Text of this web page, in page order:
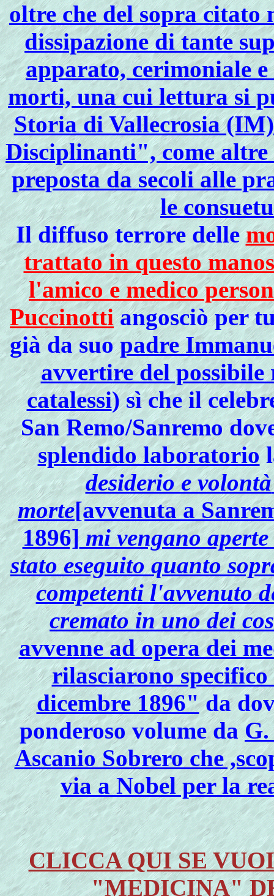
oltre che del sopra
dissipazione di tante
apparato, cerimoniale
morti, una cui lettura si
Storia di Vallecrosia
Disciplinanti", come
preposta da secoli alle
le
Il diffuso terrore delle
trattato in questo
l'amico e medico
Puccinottiangosciò per
già da suopadre
avvertire del
catalessi) sì che il
San Remo/Sanremo
splendido laboratorio
desiderio e volontà
morte[avvenuta a
1896]mi vengano aperte
stato eseguito quanto
competenti l'avvenuto
cremato in uno dei
avvenne ad opera dei
rilasciarono
dicembre 1896"da
ponderoso volume da
Ascanio Sobrero che
via a Nobel per la
CLICCA QUI SE
"MEDICINA"